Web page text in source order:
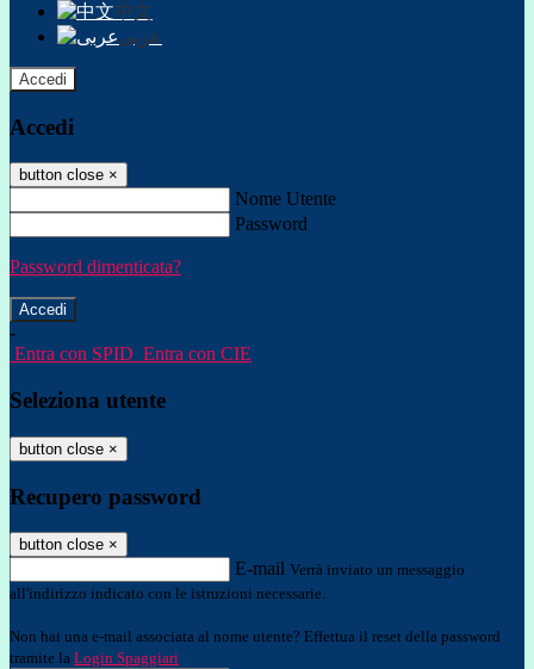
中文
عربى
Accedi
Accedi
button close ×
Nome Utente
Password
Password dimenticata?
-
Entra con SPID Entra con CIE
Seleziona utente
button close ×
Recupero password
button close ×
E-mail Verrà inviato un messaggio
all'indirizzo indicato con le istruzioni necessarie.
Non hai una e-mail associata al nome utente? Effettua il reset della password
tramite la Login Spaggiari